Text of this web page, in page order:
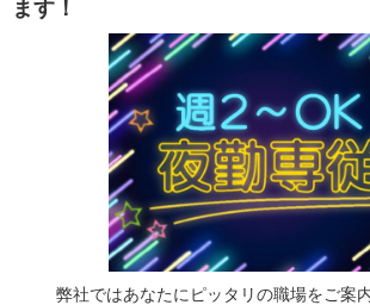
ます！
弊社ではあなたにピッタリの職場をご案